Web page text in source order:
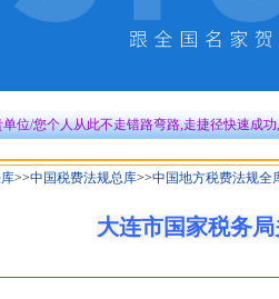
位/您个人从此不走错路弯路,走捷径快速成
>>中国税费法规总库>>中国地方税费法规全
大连市国家税务